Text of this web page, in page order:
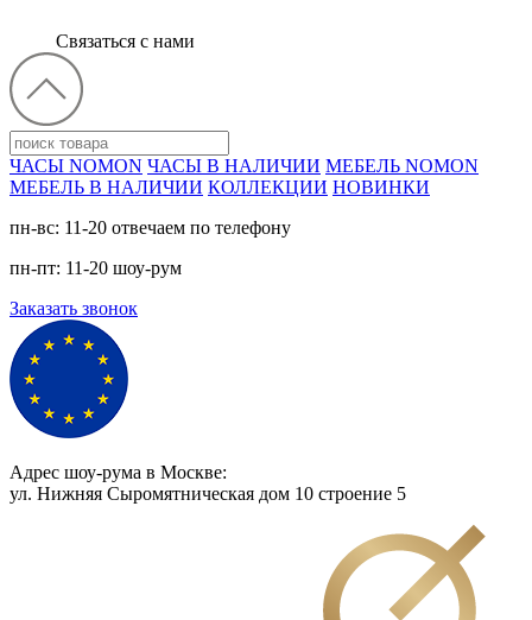
Связаться с нами
ЧАСЫ NOMON ЧАСЫ В НАЛИЧИИ МЕБЕЛЬ NOMON
МЕБЕЛЬ В НАЛИЧИИ КОЛЛЕКЦИИ НОВИНКИ
пн-вс: 11-20 отвечаем по телефону
пн-пт: 11-20 шоу-рум
Заказать звонок
Адрес шоу-рума в Москве:
ул. Нижняя Сыромятническая дом 10 cтроение 5